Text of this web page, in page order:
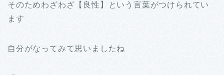
そのためわざわざ【良性】という言葉がつけられてい
ます
自分がなってみて思いましたね